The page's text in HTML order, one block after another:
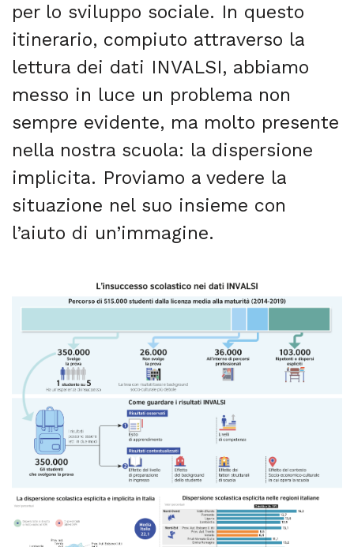
per lo sviluppo sociale. In questo
itinerario, compiuto attraverso la
lettura dei dati INVALSI, abbiamo
messo in luce un problema non
sempre evidente, ma molto presente
nella nostra scuola: la dispersione
implicita. Proviamo a vedere la
situazione nel suo insieme con
l’aiuto di un’immagine.